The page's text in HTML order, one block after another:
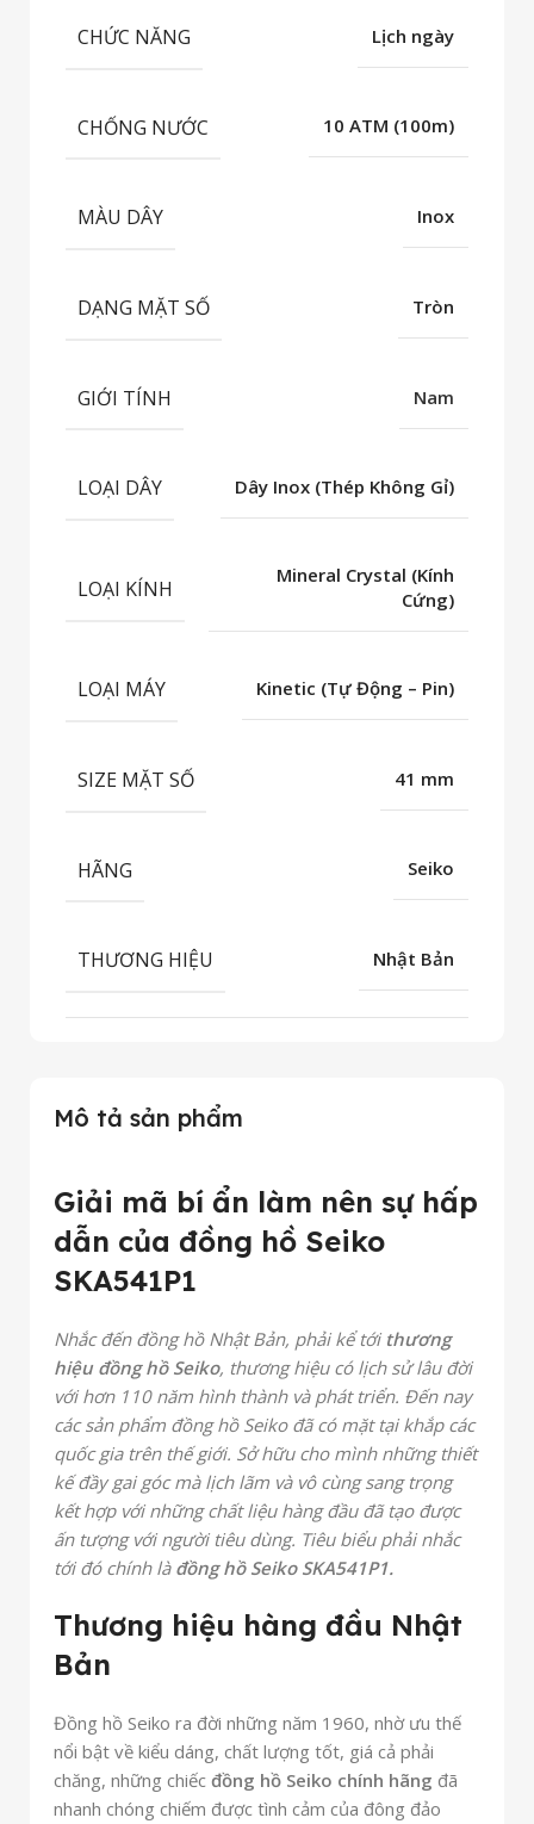
Mô tả sản phẩm
Giải mã bí ẩn làm nên sự hấp
dẫn của đồng hồ Seiko
SKA541P1
Nhắc đến đồng hồ Nhật Bản, phải kể tới thương
hiệu đồng hồ Seiko, thương hiệu có lịch sử lâu đời
với hơn 110 năm hình thành và phát triển. Đến nay
các sản phẩm đồng hồ Seiko đã có mặt tại khắp các
quốc gia trên thế giới. Sở hữu cho mình những thiết
kế đầy gai góc mà lịch lãm và vô cùng sang trọng
kết hợp với những chất liệu hàng đầu đã tạo được
ấn tượng với người tiêu dùng. Tiêu biểu phải nhắc
tới đó chính là đồng hồ Seiko SKA541P1.
Thương hiệu hàng đầu Nhật
Bản
Đồng hồ Seiko ra đời những năm 1960, nhờ ưu thế
nổi bật về kiểu dáng, chất lượng tốt, giá cả phải
chăng, những chiếc đồng hồ Seiko chính hãng đã
nhanh chóng chiếm được tình cảm của đông đảo
CHỨC NĂNG Lịch ngày
CHỐNG NƯỚC 10 ATM (100m)
MÀU DÂY Inox
DẠNG MẶT SỐ Tròn
GIỚI TÍNH Nam
LOẠI DÂY Dây Inox (Thép Không Gỉ)
LOẠI KÍNH
Mineral Crystal (Kính
Cứng)
LOẠI MÁY Kinetic (Tự Động – Pin)
SIZE MẶT SỐ 41 mm
HÃNG Seiko
THƯƠNG HIỆU Nhật Bản